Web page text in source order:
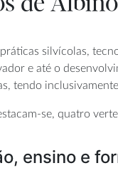
silvícolas,
e até o
tendo
se, quatro
ensino e